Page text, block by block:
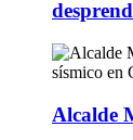
Alcalde